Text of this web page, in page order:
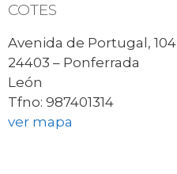
COTES
Avenida de Portugal, 104
24403 – Ponferrada
León
Tfno: 987401314
ver mapa